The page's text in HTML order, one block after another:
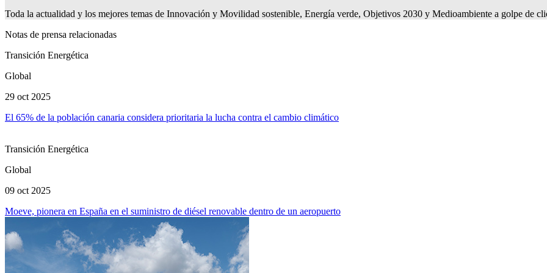
Toda la actualidad y los mejores temas de Innovación y Movilidad sostenible, Energía verde, Objetivos 2030 y Medioambiente a golpe de
Notas de prensa relacionadas
Transición Energética
Global
29 oct 2025
El 65% de la población canaria considera prioritaria la lucha contra el cambio climático
Transición Energética
Global
09 oct 2025
Moeve, pionera en España en el suministro de diésel renovable dentro de un aeropuerto